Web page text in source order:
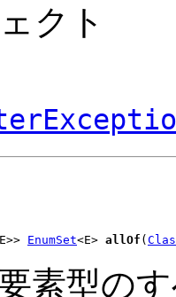
クト
EnumSet<E> allOf (
素型の